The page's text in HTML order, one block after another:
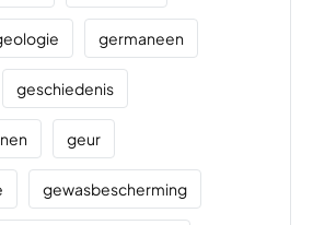
germaneen
geschiedenis
geur
gewasbescherming